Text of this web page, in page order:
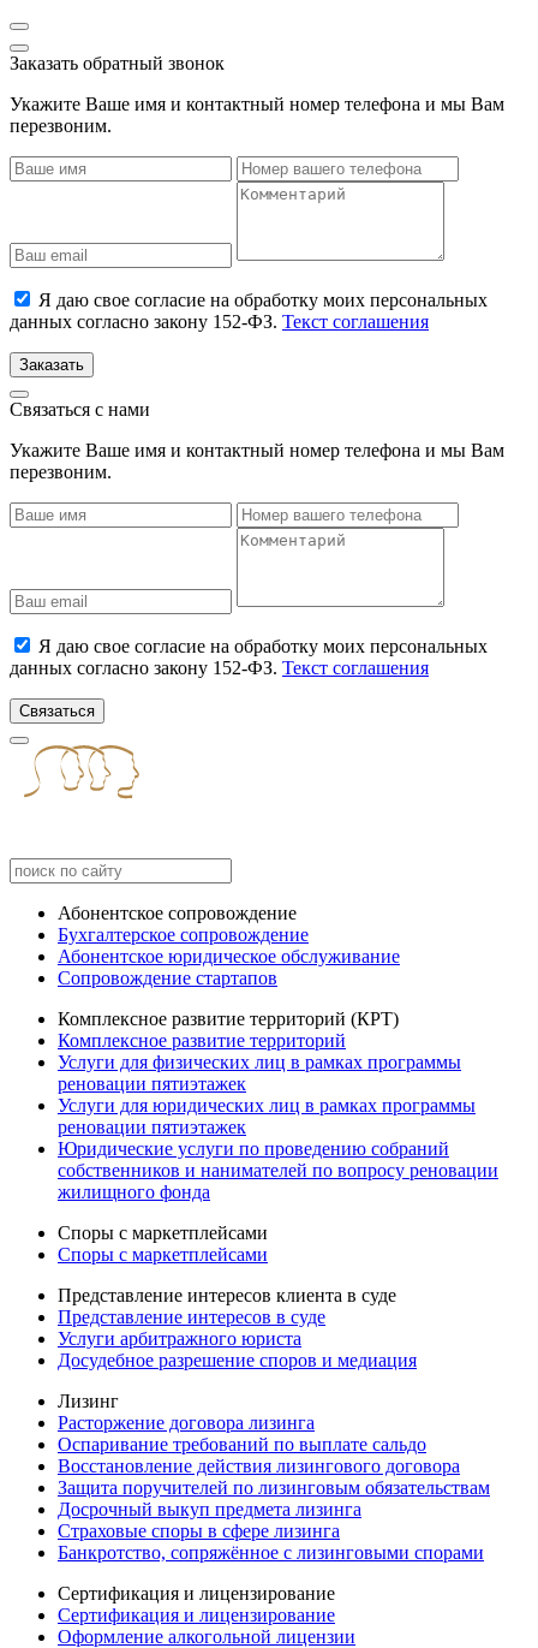
Заказать обратный звонок
Укажите Ваше имя и контактный номер телефона и мы Вам
перезвоним.
Я даю свое согласие на обработку моих персональных
данных согласно закону 152-ФЗ. Текст соглашения
Заказать
Связаться с нами
Укажите Ваше имя и контактный номер телефона и мы Вам
перезвоним.
Я даю свое согласие на обработку моих персональных
данных согласно закону 152-ФЗ. Текст соглашения
Связаться
Абонентское сопровождение
Бухгалтерское сопровождение
Абонентское юридическое обслуживание
Сопровождение стартапов
Комплексное развитие территорий (КРТ)
Комплексное развитие территорий
Услуги для физических лиц в рамках программы
реновации пятиэтажек
Услуги для юридических лиц в рамках программы
реновации пятиэтажек
Юридические услуги по проведению собраний
собственников и нанимателей по вопросу реновации
жилищного фонда
Споры с маркетплейсами
Споры с маркетплейсами
Представление интересов клиента в суде
Представление интересов в суде
Услуги арбитражного юриста
Досудебное разрешение споров и медиация
Лизинг
Расторжение договора лизинга
Оспаривание требований по выплате сальдо
Восстановление действия лизингового договора
Защита поручителей по лизинговым обязательствам
Досрочный выкуп предмета лизинга
Страховые споры в сфере лизинга
Банкротство, сопряжённое с лизинговыми спорами
Сертификация и лицензирование
Сертификация и лицензирование
Оформление алкогольной лицензии